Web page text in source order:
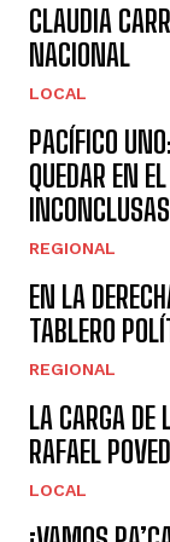
CLAUDIA
NACIONAL
LOCAL
PACÍFICO
QUEDAR EN
INCONCLUSAS
REGIONAL
EN LA
TABLERO
REGIONAL
LA CARGA DE
RAFAEL
LOCAL